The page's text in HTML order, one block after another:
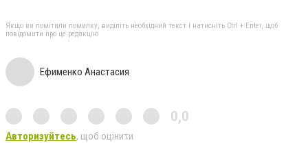
Якщо ви помітили помилку, виділіть необхідний текст і натисніть Ctrl + Enter, щоб
повідомити про це редакцію
Ефименко Анастасия
0,0
Авторизуйтесь, щоб оцінити